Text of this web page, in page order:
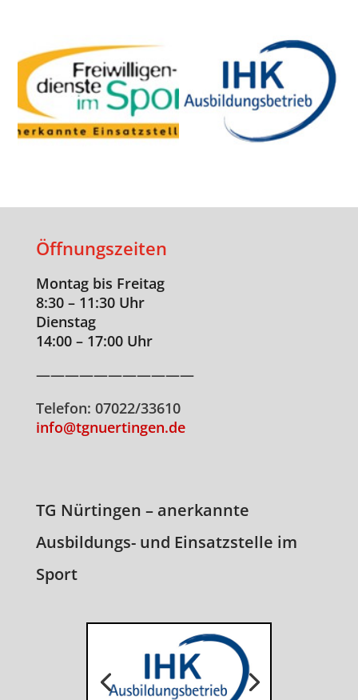
Öffnungszeiten
Montag bis Freitag
8:30 – 11:30 Uhr
Dienstag
14:00 – 17:00 Uhr
———————————
Telefon: 07022/33610
info@tgnuertingen.de
TG Nürtingen – anerkannte
Ausbildungs- und Einsatzstelle im
Sport